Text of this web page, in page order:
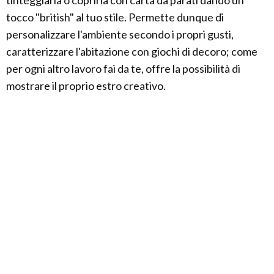
tocco "british" al tuo stile. Permette dunque di
personalizzare l'ambiente secondo i propri gusti,
caratterizzare l'abitazione con giochi di decoro; come
per ogni altro lavoro fai da te, offre la possibilità di
mostrare il proprio estro creativo.